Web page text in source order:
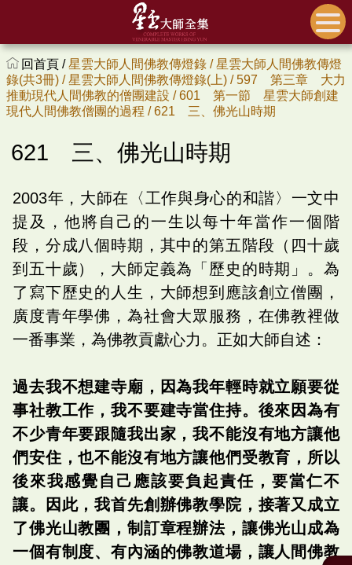
回首頁 /星雲大師人間佛教傳燈錄 /星雲大師人間佛教傳燈
錄(共3冊) /星雲大師人間佛教傳燈錄(上) /597 第三章 大力
推動現代人間佛教的僧團建設 /601 第一節 星雲大師創建
現代人間佛教僧團的過程 /621 三、佛光山時期
621 三、佛光山時期
2003年，大師在〈工作與身心的和諧〉一文中
提及，他將自己的一生以每十年當作一個階
段，分成八個時期，其中的第五階段（四十歲
到五十歲），大師定義為「歷史的時期」。為
了寫下歷史的人生，大師想到應該創立僧團，
廣度青年學佛，為社會大眾服務，在佛教裡做
一番事業，為佛教貢獻心力。正如大師自述：
過去我不想建寺廟，因為我年輕時就立願要從
事社教工作，我不要建寺當住持。後來因為有
不少青年要跟隨我出家，我不能沒有地方讓他
們安住，也不能沒有地方讓他們受教育，所以
後來我感覺自己應該要負起責任，要當仁不
讓。因此，我首先創辦佛教學院，接著又成立
了佛光山教團，制訂章程辦法，讓佛光山成為
一個有制度、有內涵的佛教道場，讓人間佛教